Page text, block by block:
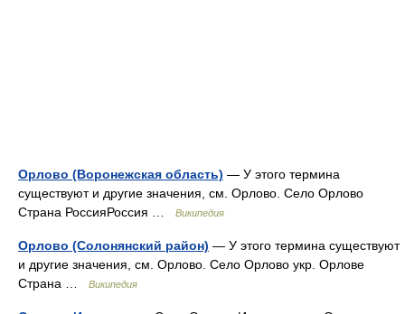
Орлово (Воронежская область) — У этого термина
существуют и другие значения, см. Орлово. Село Орлово
Страна РоссияРоссия …
Википедия
Орлово (Солонянский район) — У этого термина существуют
и другие значения, см. Орлово. Село Орлово укр. Орлове
Страна …
Википедия